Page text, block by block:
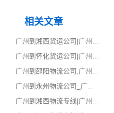
相关文章
广州到湘西货运公司|广州到湘西货运专线
广州到怀化货运公司|广州到怀化货运专线
广州到邵阳物流公司,广州物流到邵阳,广州至邵阳物流专线
广州到永州物流公司_广州到永州货运_广州至永州物流专线
广州到湘西物流专线|广州至湘西货运公司